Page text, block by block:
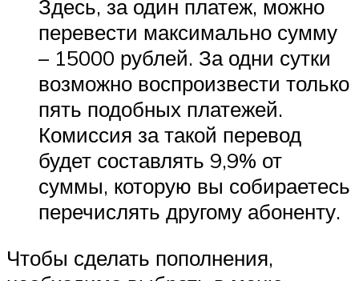
Здесь, за один платеж, можно
перевести максимально сумму
– 15000 рублей. За одни сутки
возможно воспроизвести только
пять подобных платежей.
Комиссия за такой перевод
будет составлять 9,9% от
суммы, которую вы собираетесь
перечислять другому абоненту.
Чтобы сделать пополнения,